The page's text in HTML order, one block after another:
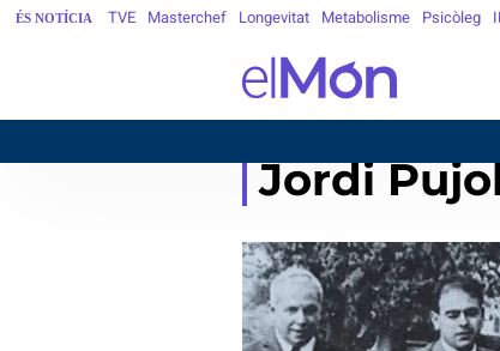
ÉS NOTÍCIA TVE Masterchef Longevitat Metabolisme Psicòleg
Jordi